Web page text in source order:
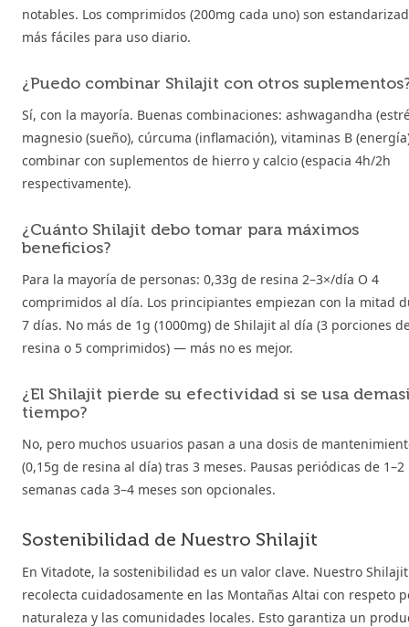
notables. Los comprimidos (200mg cada uno) son
más fáciles para uso diario.
¿Puedo combinar Shilajit con otros
Sí, con la mayoría. Buenas combinaciones: ashwagandha
magnesio (sueño), cúrcuma (inflamación), vitaminas B
combinar con suplementos de hierro y calcio (espacia 4h/2h
respectivamente).
¿Cuánto Shilajit debo tomar para máximos
beneficios?
Para la mayoría de personas: 0,33g de resina 2–3×/día O 4
comprimidos al día. Los principiantes empiezan con la mitad
7 días. No más de 1g (1000mg) de Shilajit al día (3 porciones
resina o 5 comprimidos) — más no es mejor.
¿El Shilajit pierde su efectividad si se usa
tiempo?
No, pero muchos usuarios pasan a una dosis de
(0,15g de resina al día) tras 3 meses. Pausas periódicas de 1–2
semanas cada 3–4 meses son opcionales.
Sostenibilidad de Nuestro Shilajit
En Vitadote, la sostenibilidad es un valor clave. Nuestro
recolecta cuidadosamente en las Montañas Altai con respeto
naturaleza y las comunidades locales. Esto garantiza un